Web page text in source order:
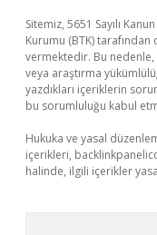
Sitemiz, 5651 Sayılı
Kurumu (BTK) tarafından
vermektedir. Bu
veya araştırma
yazdıkları içeriklerin
bu sorumluluğu kabul
Hukuka ve yasal
içerikleri,
halinde, ilgili içerikler